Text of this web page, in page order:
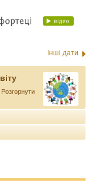
Інші дати
Розгорнути